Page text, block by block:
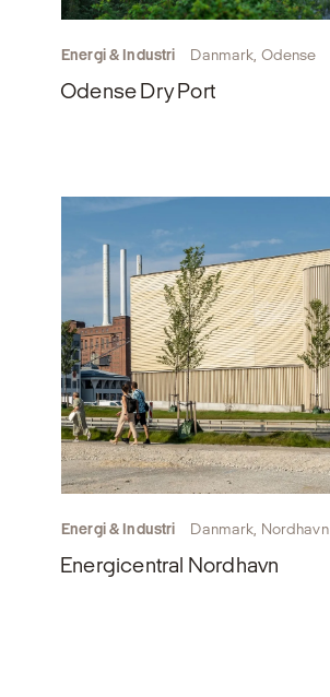
Energi & Industri Danmark, Odense
Odense Dry Port
Energi & Industri Danmark, Nordhavn
Energicentral Nordhavn